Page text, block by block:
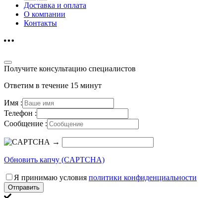
Доставка и оплата
О компании
Контакты
Получите консультацию специалистов
Ответим в течение 15 минут
Имя :
Телефон :
Сообщение :
→
Обновить капчу (CAPTCHA)
Я принимаю условия политики конфиденциальности
Отправить